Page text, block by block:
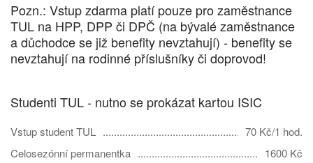
Pozn.: Vstup zdarma platí pouze pro zaměstnance
TUL na HPP, DPP či DPČ (na bývalé zaměstnance
a důchodce se již benefity nevztahují) - benefity se
nevztahují na rodinné příslušníky či doprovod!
Studenti TUL - nutno se prokázat kartou ISIC
Vstup student TUL
70 Kč/1 hod.
Celosezónní permanentka
1600 Kč